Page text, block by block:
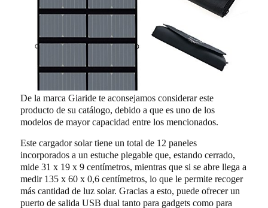
De la marca Giaride te aconsejamos considerar este
producto de su catálogo, debido a que es uno de los
modelos de mayor capacidad entre los mencionados.
Este cargador solar tiene un total de 12 paneles
incorporados a un estuche plegable que, estando cerrado,
mide 31 x 19 x 9 centímetros, mientras que si se abre llega a
medir 135 x 60 x 0,6 centímetros, lo que le permite recoger
más cantidad de luz solar. Gracias a esto, puede ofrecer un
puerto de salida USB dual tanto para gadgets como para